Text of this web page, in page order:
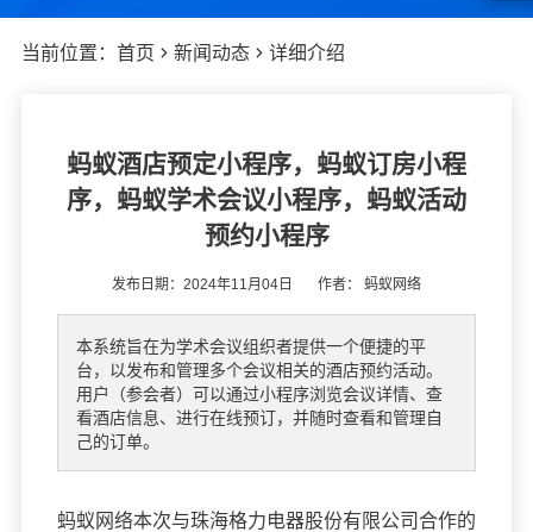
案例展示
当前位置： 首页 新闻动态 详细介绍
蚂蚁酒店预定小程序，蚂蚁订房小程
序，蚂蚁学术会议小程序，蚂蚁活动
预约小程序
发布日期：2024年11月04日 作者： 蚂蚁网络
本系统旨在为学术会议组织者提供一个便捷的平
台，以发布和管理多个会议相关的酒店预约活动。
用户（参会者）可以通过小程序浏览会议详情、查
看酒店信息、进行在线预订，并随时查看和管理自
己的订单。
蚂蚁网络本次与珠海格力电器股份有限公司合作的